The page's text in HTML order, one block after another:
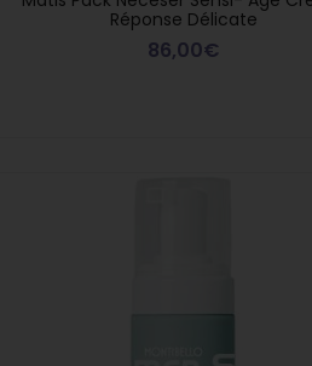
Réponse Délicate
86,00€